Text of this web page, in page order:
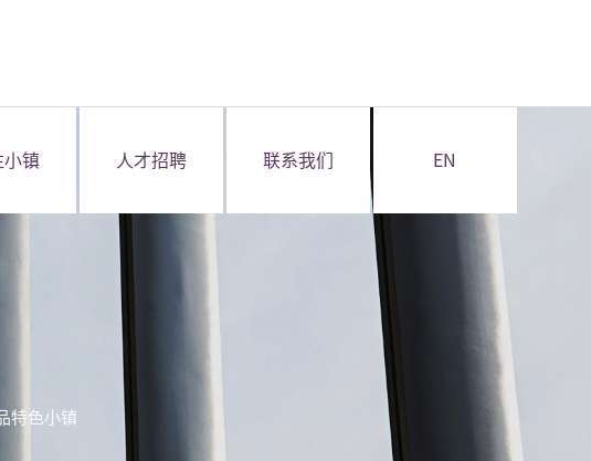
小镇 人才招聘 联系我们 EN
特色小镇